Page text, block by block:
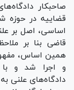
صاحبکار
قضاییه در حوزه
اساسی، اصل بر
قاضی بنا بر
همین اساس،
و اجرا شد و با
دادگاه‌های علنی